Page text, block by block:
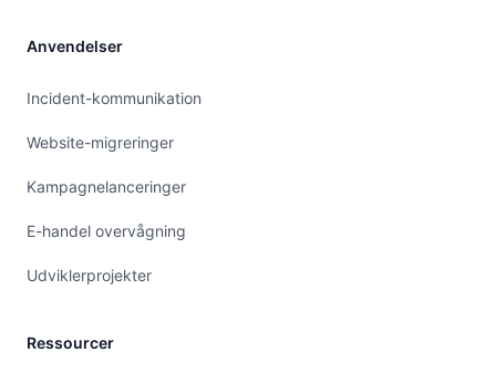
Anvendelser
Incident-kommunikation
Website-migreringer
Kampagnelanceringer
E-handel overvågning
Udviklerprojekter
Ressourcer